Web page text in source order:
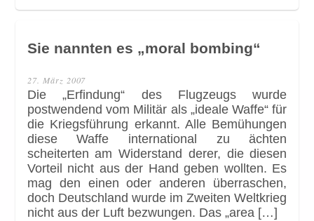
Sie nannten es „moral bombing“
27. März 2007
Die „Erfindung“ des Flugzeugs wurde
postwendend vom Militär als „ideale Waffe“ für
die Kriegsführung erkannt. Alle Bemühungen
diese Waffe international zu ächten
scheiterten am Widerstand derer, die diesen
Vorteil nicht aus der Hand geben wollten. Es
mag den einen oder anderen überraschen,
doch Deutschland wurde im Zweiten Weltkrieg
nicht aus der Luft bezwungen. Das „area […]